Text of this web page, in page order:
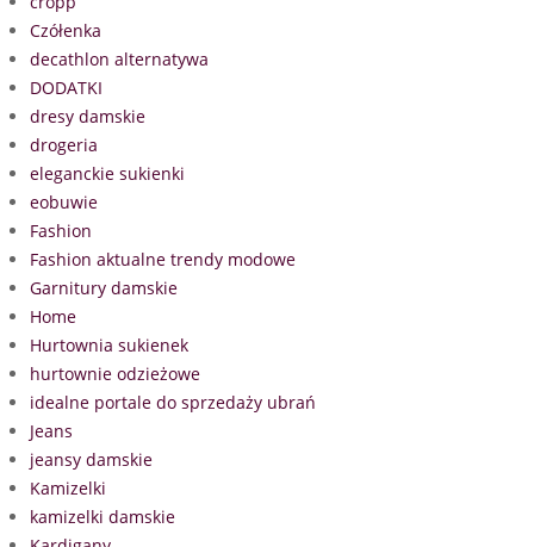
Czółenka
decathlon alternatywa
DODATKI
dresy damskie
drogeria
eleganckie sukienki
eobuwie
Fashion
Fashion aktualne trendy modowe
Garnitury damskie
Home
Hurtownia sukienek
hurtownie odzieżowe
idealne portale do sprzedaży ubrań
Jeans
jeansy damskie
Kamizelki
kamizelki damskie